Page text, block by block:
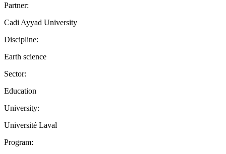
Partner:
Cadi Ayyad University
Discipline:
Earth science
Sector:
Education
University:
Université Laval
Program: